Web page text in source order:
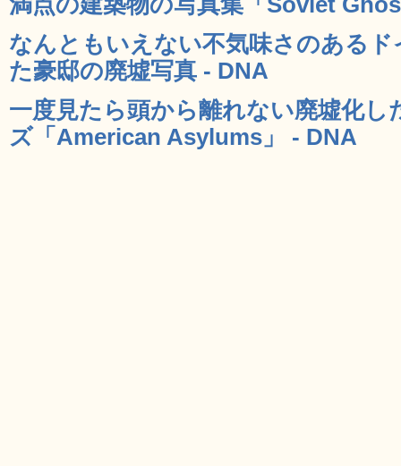
なんともいえない不気味さのある
た豪邸の廃墟写真 - DNA
一度見たら頭から離れない廃墟化し
ズ「American Asylums」 - DNA